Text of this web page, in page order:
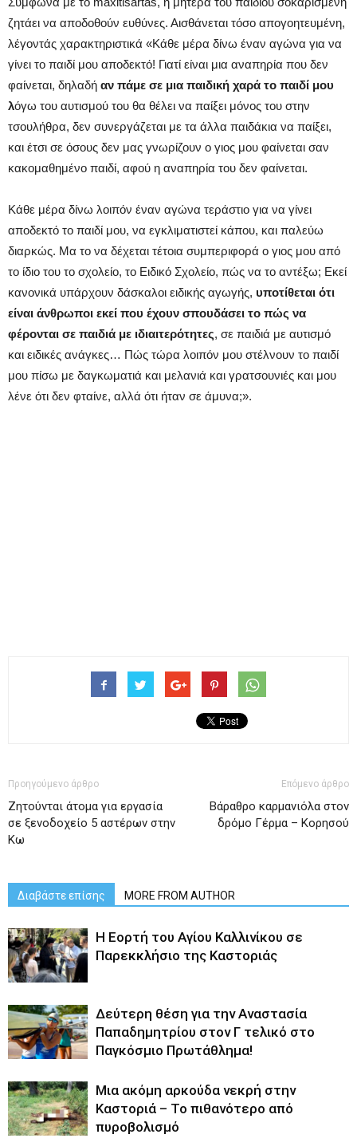
ζητάει να αποδοθούν ευθύνες. Αισθάνεται τόσο απογοητευμένη,
λέγοντάς χαρακτηριστικά «Κάθε μέρα δίνω έναν αγώνα για να
γίνει το παιδί μου αποδεκτό! Γιατί είναι μια αναπηρία που δεν
φαίνεται, δηλαδή αν πάμε σε μια παιδική χαρά το παιδί μου
λόγω του αυτισμού του θα θέλει να παίξει μόνος του στην
τσουλήθρα, δεν συνεργάζεται με τα άλλα παιδάκια να παίξει,
και έτσι σε όσους δεν μας γνωρίζουν ο γιος μου φαίνεται σαν
κακομαθημένο παιδί, αφού η αναπηρία του δεν φαίνεται.
Κάθε μέρα δίνω λοιπόν έναν αγώνα τεράστιο για να γίνει
αποδεκτό το παιδί μου, να εγκλιματιστεί κάπου, και παλεύω
διαρκώς. Μα το να δέχεται τέτοια συμπεριφορά ο γιος μου από
το ίδιο του το σχολείο, το Ειδικό Σχολείο, πώς να το αντέξω; Εκεί
κανονικά υπάρχουν δάσκαλοι ειδικής αγωγής, υποτίθεται ότι
είναι άνθρωποι εκεί που έχουν σπουδάσει το πώς να
φέρονται σε παιδιά με ιδιαιτερότητες, σε παιδιά με αυτισμό
και ειδικές ανάγκες… Πώς τώρα λοιπόν μου στέλνουν το παιδί
μου πίσω με δαγκωματιά και μελανιά και γρατσουνιές και μου
λένε ότι δεν φταίνε, αλλά ότι ήταν σε άμυνα;».
Προηγούμενο άρθρο
Ζητούνται άτομα για εργασία
σε ξενοδοχείο 5 αστέρων στην
Κω
Επόμενο άρθρο
Βάραθρο καρμανιόλα στον
δρόμο Γέρμα – Κορησού
Διαβάστε επίσης MORE FROM AUTHOR
H Εορτή του Αγίου Καλλινίκου σε
Παρεκκλήσιο της Καστοριάς
Δεύτερη θέση για την Αναστασία
Παπαδημητρίου στον Γ τελικό στο
Παγκόσμιο Πρωτάθλημα!
Μια ακόμη αρκούδα νεκρή στην
Καστοριά – Το πιθανότερο από
πυροβολισμό